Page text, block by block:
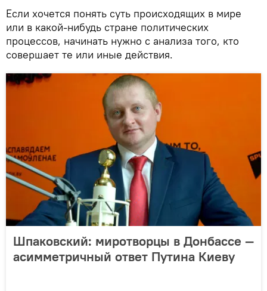
Если хочется понять суть происходящих в мире
или в какой-нибудь стране политических
процессов, начинать нужно с анализа того, кто
совершает те или иные действия.
Шпаковский: миротворцы в Донбассе —
асимметричный ответ Путина Киеву